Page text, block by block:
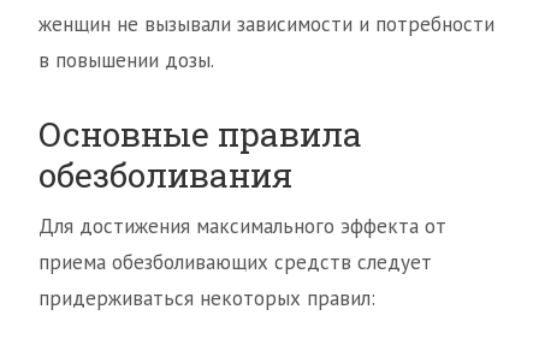
женщин не вызывали зависимости и потребности
в повышении дозы.
Основные правила
обезболивания
Для достижения максимального эффекта от
приема обезболивающих средств следует
придерживаться некоторых правил: